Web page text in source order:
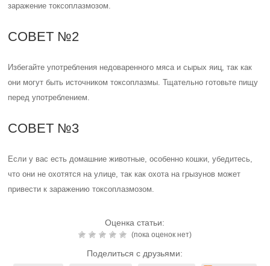
заражение токсоплазмозом.
СОВЕТ №2
Избегайте употребления недоваренного мяса и сырых яиц, так как
они могут быть источником токсоплазмы. Тщательно готовьте пищу
перед употреблением.
СОВЕТ №3
Если у вас есть домашние животные, особенно кошки, убедитесь,
что они не охотятся на улице, так как охота на грызунов может
привести к заражению токсоплазмозом.
Оценка статьи:
(пока оценок нет)
Поделиться с друзьями: